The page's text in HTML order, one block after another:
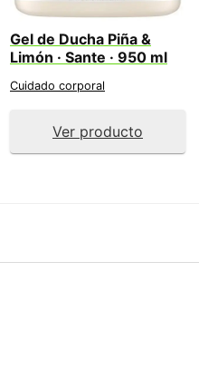
Gel de Ducha Piña &
Limón · Sante · 950 ml
Cuidado corporal
Ver producto